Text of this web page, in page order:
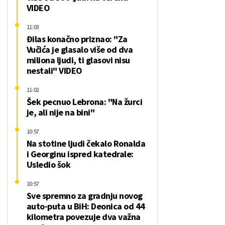
VIDEO
Đilas konačno priznao: "Za
Vučića je glasalo više od dva
miliona ljudi, ti glasovi nisu
nestali" VIDEO
11:03
Šek pecnuo Lebrona: "Na žurci
je, ali nije na bini"
11:02
Na stotine ljudi čekalo Ronalda
i Georginu ispred katedrale:
Usledio šok
10:57
Sve spremno za gradnju novog
auto-puta u BiH: Deonica od 44
kilometra povezuje dva važna
10:57